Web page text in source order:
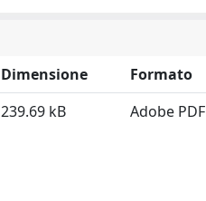
Dimensione
Formato
239.69 kB Adobe PDF